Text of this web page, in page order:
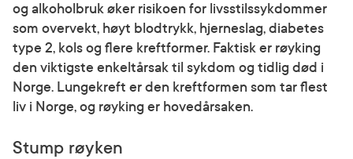
og alkoholbruk øker risikoen for livsstilssykdommer
som overvekt, høyt blodtrykk, hjerneslag, diabetes
type 2, kols og flere kreftformer. Faktisk er røyking
den viktigste enkeltårsak til sykdom og tidlig død i
Norge. Lungekreft er den kreftformen som tar flest
liv i Norge, og røyking er hovedårsaken.
Stump røyken